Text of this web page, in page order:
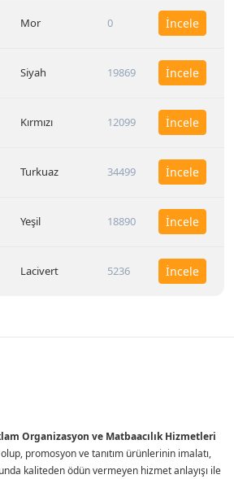
Mor 0 İncele
Siyah 19869 İncele
Kırmızı 12099 İncele
Turkuaz 34499 İncele
Yeşil 18890 İncele
Lacivert 5236 İncele
Organizasyon ve Matbaacılık Hizmetleri
promosyon ve tanıtım ürünlerinin imalatı,
kaliteden ödün vermeyen hizmet anlayışı ile